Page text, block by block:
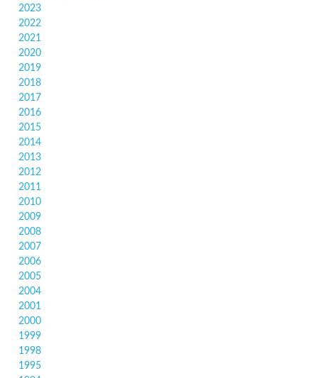
2023
2022
2021
2020
2019
2018
2017
2016
2015
2014
2013
2012
2011
2010
2009
2008
2007
2006
2005
2004
2001
2000
1999
1998
1995